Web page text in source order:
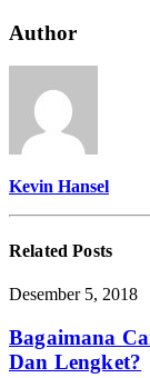
Author
Kevin Hansel
RelatedPosts
Desember 5, 2018
Bagaimana
Dan Lengket?